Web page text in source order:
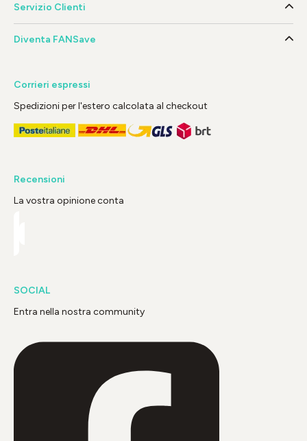
Servizio Clienti
Diventa FANSave
Corrieri espressi
Spedizioni per l'estero calcolata al checkout
Recensioni
La vostra opinione conta
SOCIAL
Entra nella nostra community